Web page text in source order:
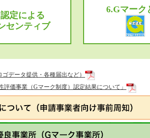
定による
センティブ
6.Gマーク
データ提供・各種届出など）
価事業（Gマーク制度）認定結果について」